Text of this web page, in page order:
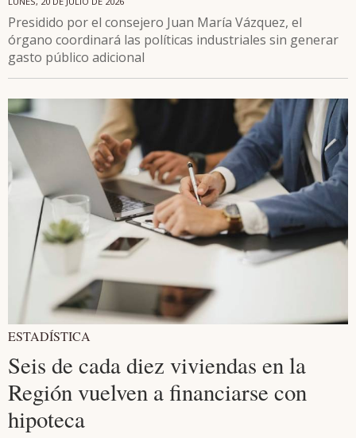
Presidido por el consejero Juan María Vázquez, el
órgano coordinará las políticas industriales sin generar
gasto público adicional
ESTADÍSTICA
Seis de cada diez viviendas en la
Región vuelven a financiarse con
hipoteca